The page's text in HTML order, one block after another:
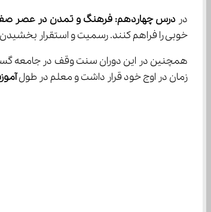
در درس چهاردهم: فرهنگ و تمدن در عصر
خوبی را فراهم کنند. رسمیت و استقرار بخشیدن به مذهب شیعه در کشور
همچنین در این دوران سنت وقف در جامعه
زمان در اوج خود قرار داشت و معلم در طول